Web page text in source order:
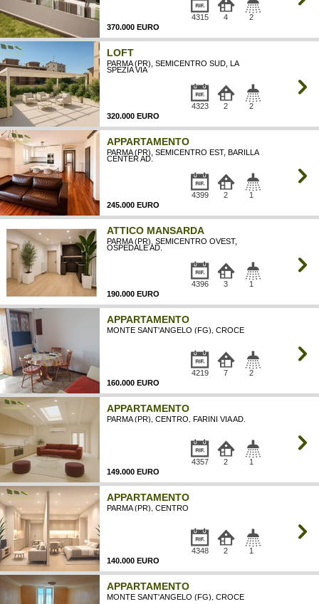
370.000 EURO
4315 4 2
LOFT
PARMA (PR), SEMICENTRO SUD, LA
SPEZIA VIA
320.000 EURO
4323 2 2
APPARTAMENTO
PARMA (PR), SEMICENTRO EST, BARILLA
CENTER AD.
245.000 EURO
4399 2 1
ATTICO MANSARDA
PARMA (PR), SEMICENTRO OVEST,
OSPEDALE AD.
190.000 EURO
4396 3 1
APPARTAMENTO
MONTE SANT'ANGELO (FG), CROCE
160.000 EURO
4219 7 2
APPARTAMENTO
PARMA (PR), CENTRO, FARINI VIA AD.
149.000 EURO
4357 2 1
APPARTAMENTO
PARMA (PR), CENTRO
140.000 EURO
4348 2 1
APPARTAMENTO
MONTE SANT'ANGELO (FG), CROCE